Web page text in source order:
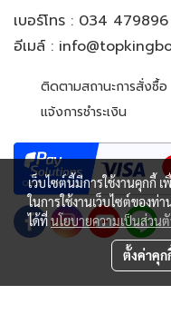
เบอร์โทร : 034
อีเมล์ :
ติดตามสถานะการสั่งซื้อ
แจ้งการชำระเงิน
เว็บไซต์นี้มีการใช้งานคุกกี้
ในการใช้งานเว็บไซต์ของท่
ได้ที่นโยบายความเป็นส่วน
ตั้งค่าคุก